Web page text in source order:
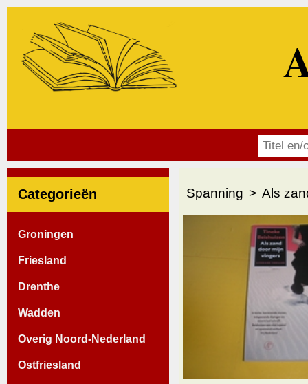
Categorieën
Groningen
Friesland
Drenthe
Wadden
Overig Noord-Nederland
Ostfriesland
Spanning Als